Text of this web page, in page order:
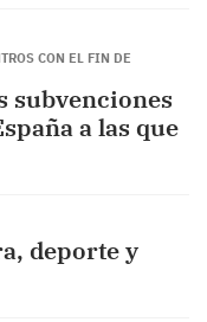
CON EL FIN DE
subvenciones
a las que
deporte y